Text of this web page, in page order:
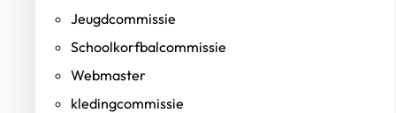
Jeugdcommissie
Schoolkorfbalcommissie
Webmaster
kledingcommissie